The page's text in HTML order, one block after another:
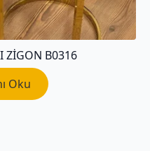
ZIGON B0316
Oku